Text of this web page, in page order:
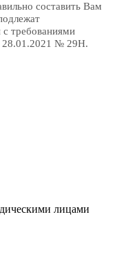
составить Вам
с требованиями
28.01.2021 № 29Н.
лицами